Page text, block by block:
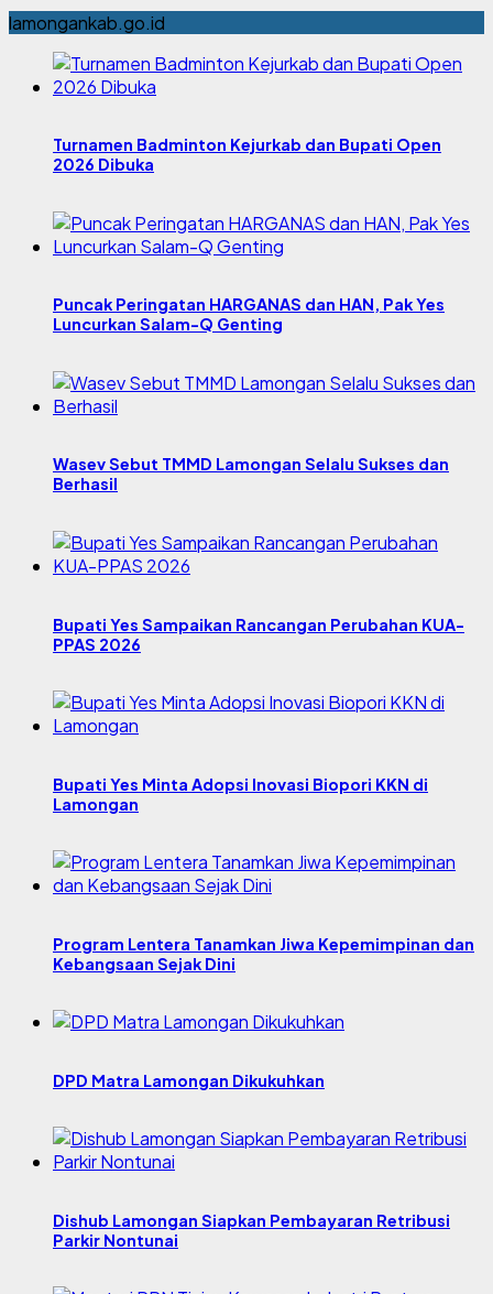
lamongankab.go.id
Turnamen Badminton Kejurkab dan Bupati Open
2026 Dibuka
Puncak Peringatan HARGANAS dan HAN, Pak Yes
Luncurkan Salam-Q Genting
Wasev Sebut TMMD Lamongan Selalu Sukses dan
Berhasil
Bupati Yes Sampaikan Rancangan Perubahan KUA-
PPAS 2026
Bupati Yes Minta Adopsi Inovasi Biopori KKN di
Lamongan
Program Lentera Tanamkan Jiwa Kepemimpinan dan
Kebangsaan Sejak Dini
DPD Matra Lamongan Dikukuhkan
Dishub Lamongan Siapkan Pembayaran Retribusi
Parkir Nontunai